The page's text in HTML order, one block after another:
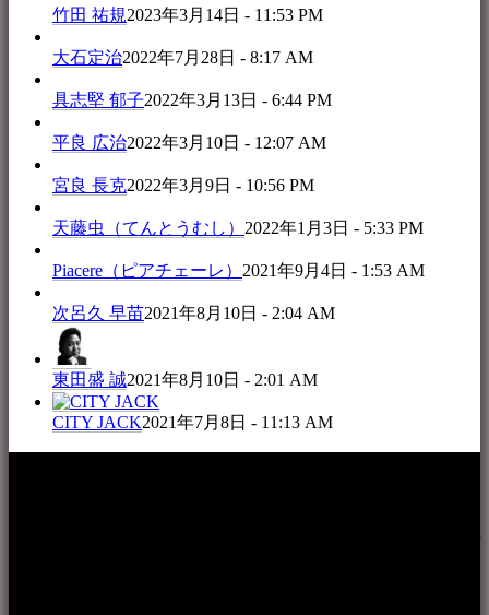
竹田 祐規2023年3月14日 - 11:53 PM
大石定治2022年7月28日 - 8:17 AM
具志堅 郁子2022年3月13日 - 6:44 PM
平良 広治2022年3月10日 - 12:07 AM
宮良 長克2022年3月9日 - 10:56 PM
天藤虫（てんとうむし） 2022年1月3日 - 5:33 PM
Piacere（ピアチェーレ） 2021年9月4日 - 1:53 AM
次呂久 早苗2021年8月10日 - 2:04 AM
東田盛 誠2021年8月10日 - 2:01 AM
CITY JACK2021年7月8日 - 11:13 AM